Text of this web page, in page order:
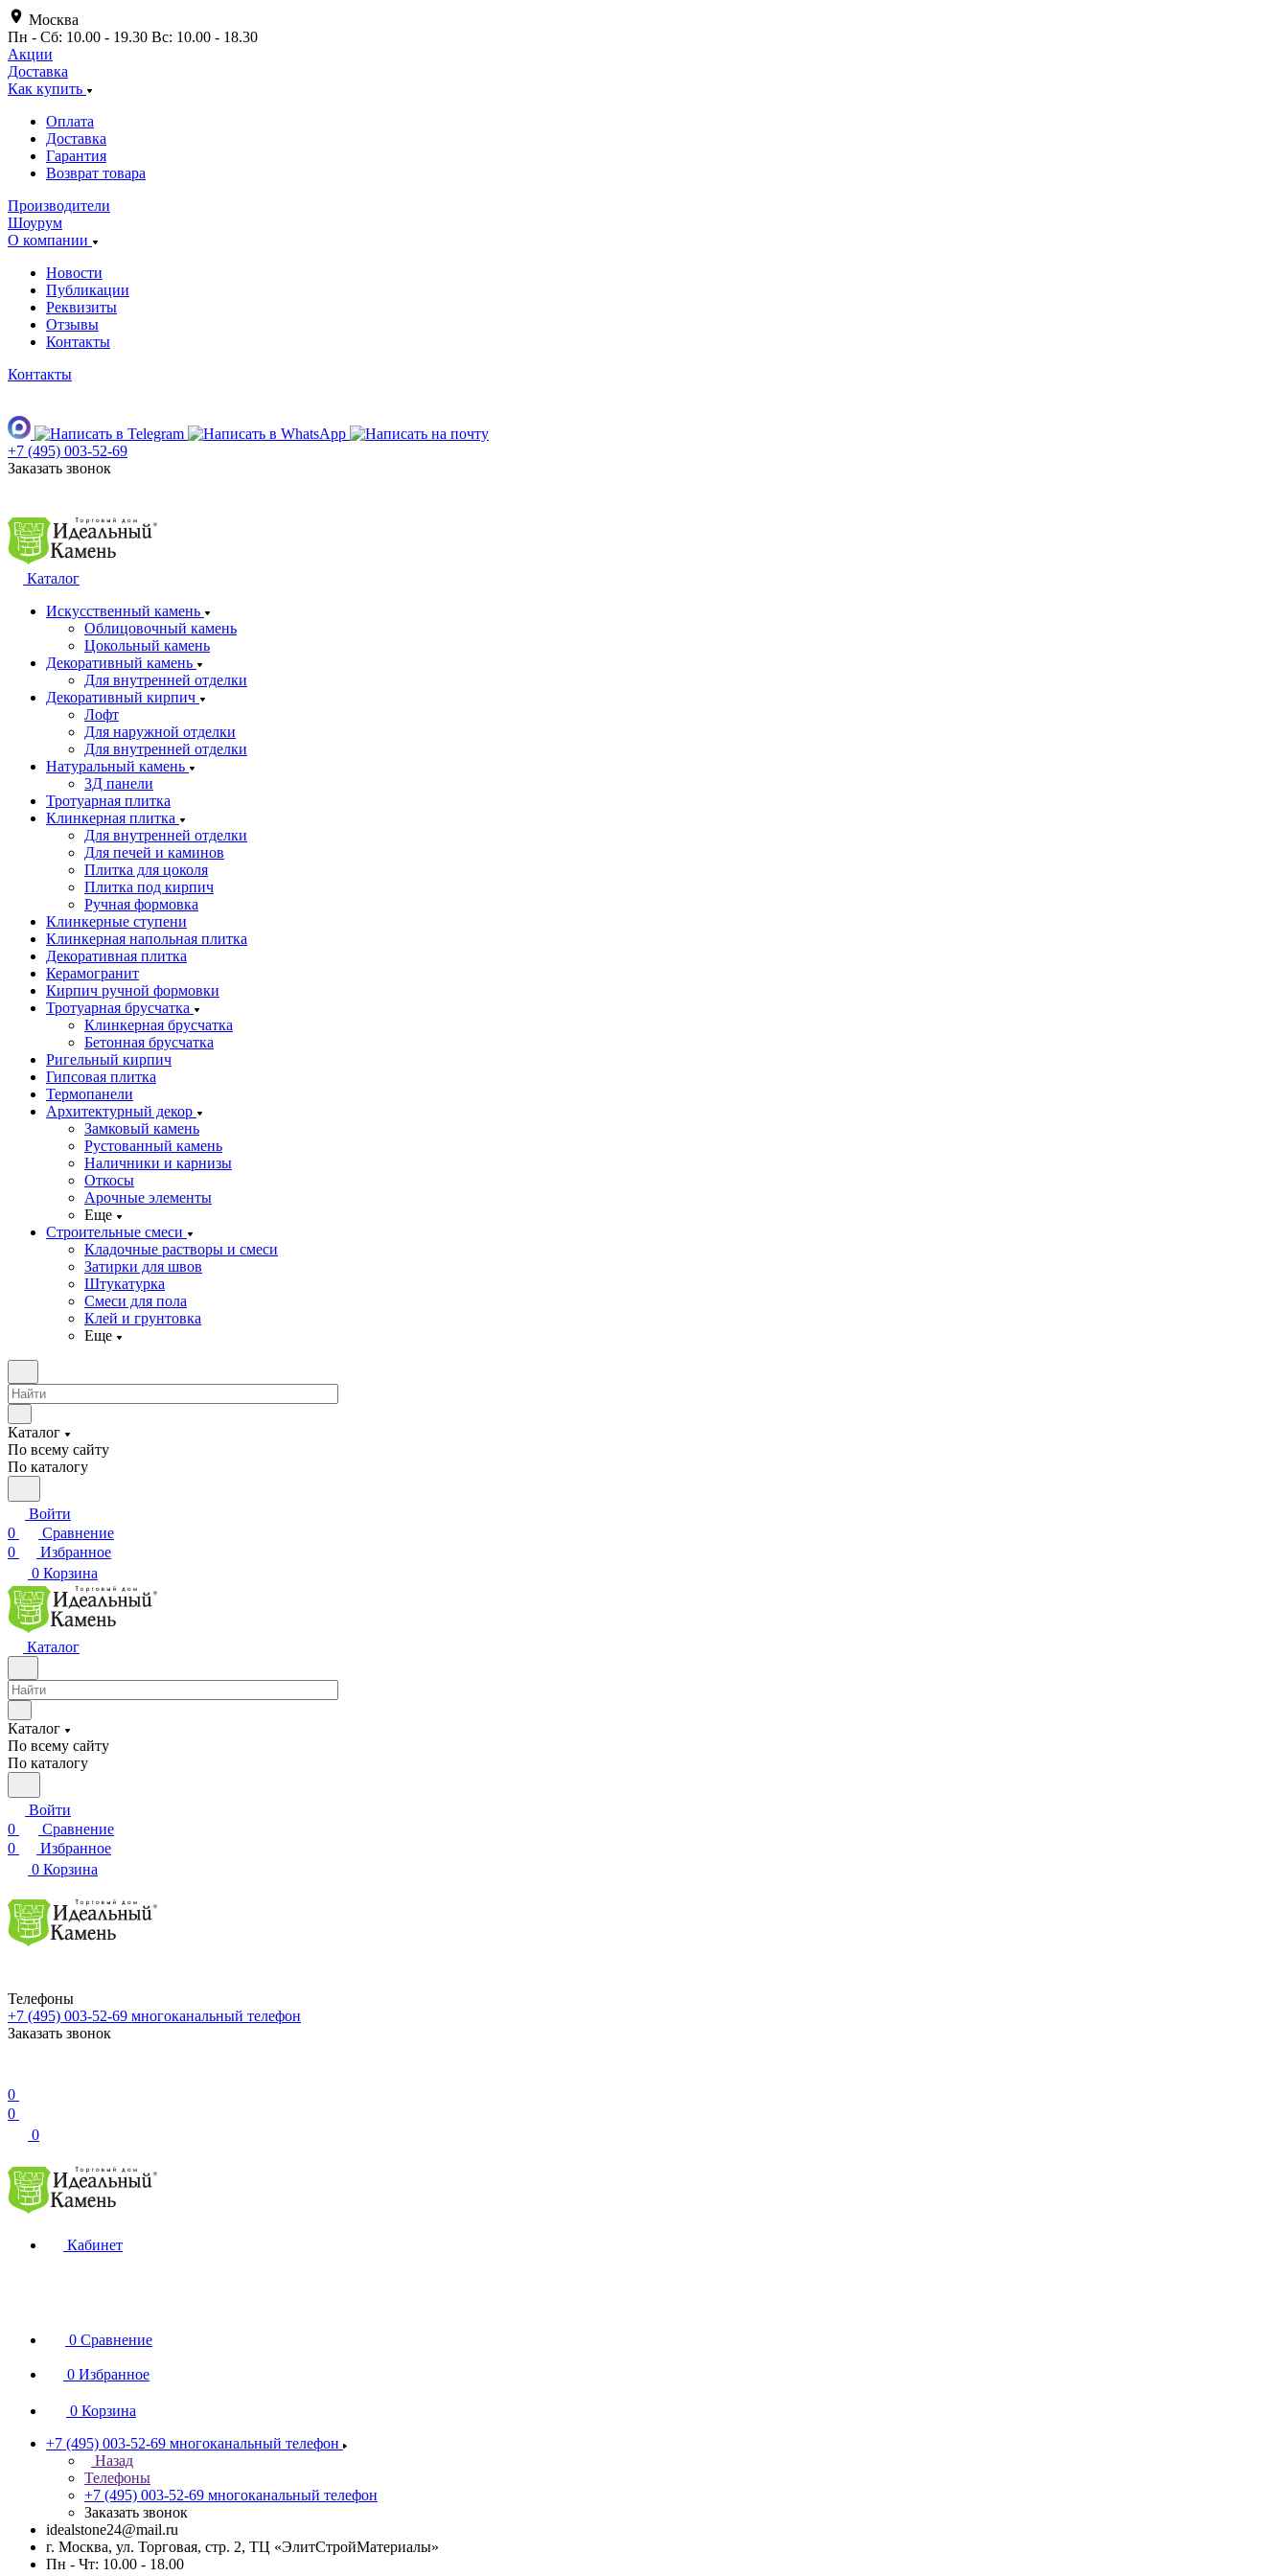
Москва
Пн - Сб: 10.00 - 19.30 Вс: 10.00 - 18.30
Акции
Доставка
Как купить
Оплата
Доставка
Гарантия
Возврат товара
Производители
Шоурум
О компании
Новости
Публикации
Реквизиты
Отзывы
Контакты
Контакты
+7 (495) 003-52-69
Заказать звонок
Каталог
Искусственный камень
Облицовочный камень
Цокольный камень
Декоративный камень
Для внутренней отделки
Декоративный кирпич
Лофт
Для наружной отделки
Для внутренней отделки
Натуральный камень
3Д панели
Тротуарная плитка
Клинкерная плитка
Для внутренней отделки
Для печей и каминов
Плитка для цоколя
Плитка под кирпич
Ручная формовка
Клинкерные ступени
Клинкерная напольная плитка
Декоративная плитка
Керамогранит
Кирпич ручной формовки
Тротуарная брусчатка
Клинкерная брусчатка
Бетонная брусчатка
Ригельный кирпич
Гипсовая плитка
Термопанели
Архитектурный декор
Замковый камень
Рустованный камень
Наличники и карнизы
Откосы
Арочные элементы
Еще
Строительные смеси
Кладочные растворы и смеси
Затирки для швов
Штукатурка
Смеси для пола
Клей и грунтовка
Еще
Каталог
По всему сайту
По каталогу
Войти
0
Сравнение
0
Избранное
0 Корзина
Каталог
Каталог
По всему сайту
По каталогу
Войти
0
Сравнение
0
Избранное
0 Корзина
Телефоны
+7 (495) 003-52-69 многоканальный телефон
Заказать звонок
0
0
0
Кабинет
0 Сравнение
0 Избранное
0 Корзина
+7 (495) 003-52-69 многоканальный телефон
Назад
Телефоны
+7 (495) 003-52-69 многоканальный телефон
Заказать звонок
idealstone24@mail.ru
г. Москва, ул. Торговая, стр. 2, ТЦ «ЭлитСтройМатериалы»
Пн - Чт: 10.00 - 18.00